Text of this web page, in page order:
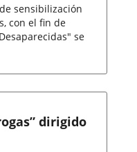
sensibilización
con el fin de
se
dirigido